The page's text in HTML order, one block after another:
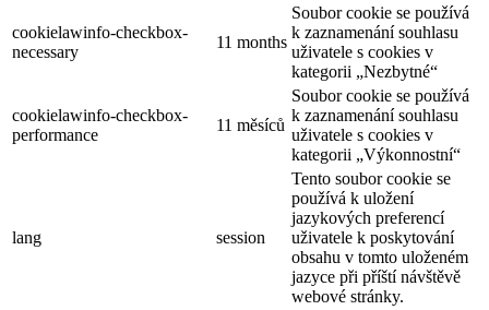
cookielawinfo-checkbox-
necessary
11 months
Soubor cookie se používá
k zaznamenání souhlasu
uživatele s cookies v
kategorii „Nezbytné“
cookielawinfo-checkbox-
performance
11 měsíců
Soubor cookie se používá
k zaznamenání souhlasu
uživatele s cookies v
kategorii „Výkonnostní“
lang session
Tento soubor cookie se
používá k uložení
jazykových preferencí
uživatele k poskytování
obsahu v tomto uloženém
jazyce při příští návštěvě
webové stránky.